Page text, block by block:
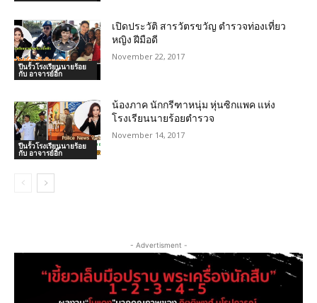
ปีนรั้วโรงเรียนนายร้อย
กับ อาจารย์อิ๊ก
เปิดประวัติ สารวัตรขวัญ ตำรวจท่องเที่ยว
หญิง ฝีมือดี
November 22, 2017
ปีนรั้วโรงเรียนนายร้อย
กับ อาจารย์อิ๊ก
น้องภาค นักกรีฑาหนุ่ม หุ่นซิกแพค แห่ง
โรงเรียนนายร้อยตำรวจ
November 14, 2017
- Advertisment -